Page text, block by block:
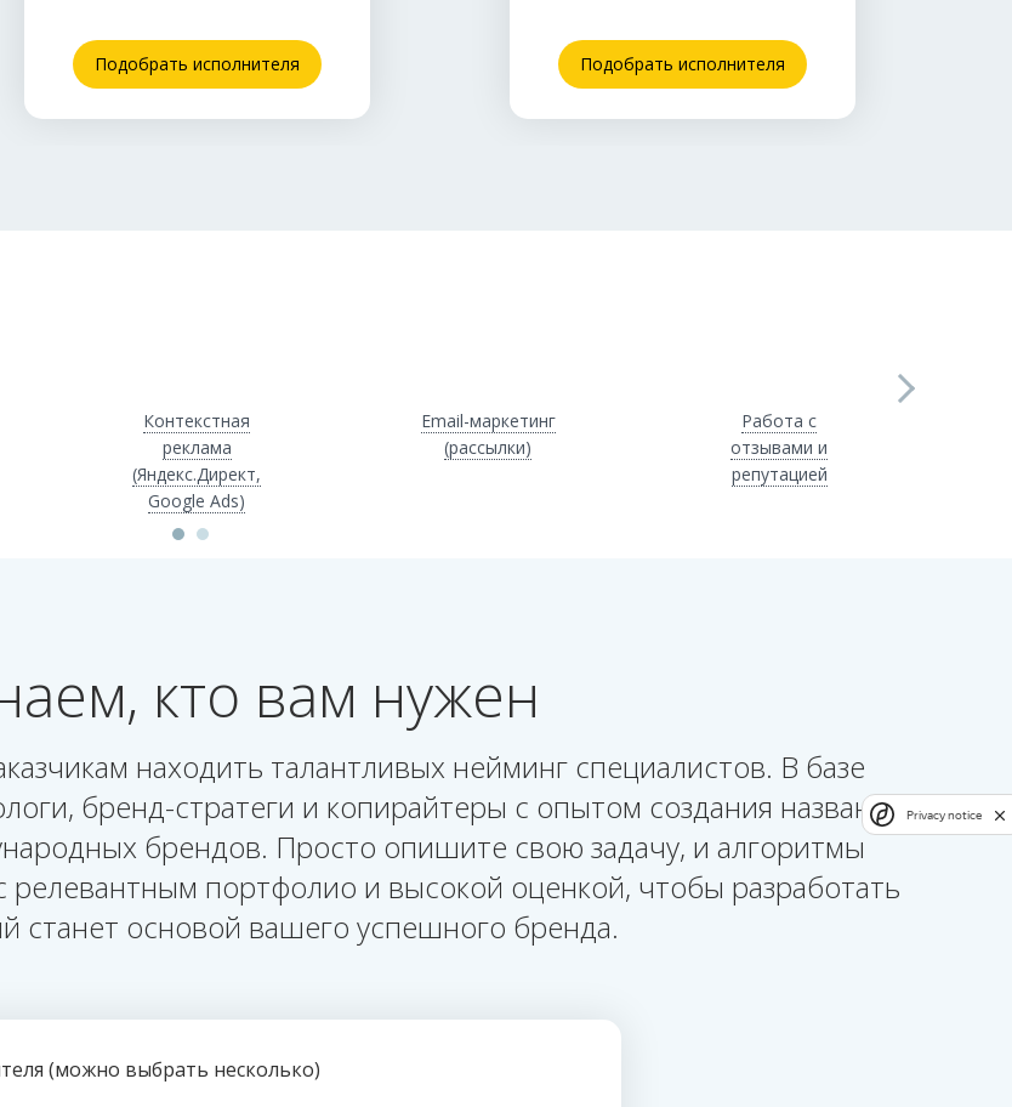
Подобрать исполнителя Подобрать исполнителя
Контекстная
реклама
(Яндекс.Директ,
Google Ads)
Email-маркетинг
(рассылки)
Работа с
отзывами и
репутацией
кто вам нужен
находить талантливых нейминг специалистов. В базе
бренд-стратеги и копирайтеры с опытом создания названий
брендов. Просто опишите свою задачу, и алгоритмы
портфолио и высокой оценкой, чтобы разработать
станет основой вашего успешного бренда.
(можно выбрать несколько)
Privacy notice